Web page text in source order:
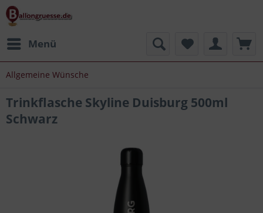
Menü
Allgemeine Wünsche
Trinkflasche Skyline Duisburg 500ml
Schwarz